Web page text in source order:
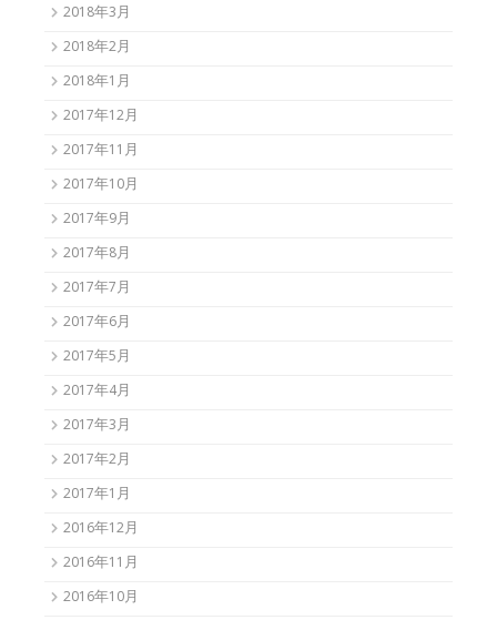
2018年3月
2018年2月
2018年1月
2017年12月
2017年11月
2017年10月
2017年9月
2017年8月
2017年7月
2017年6月
2017年5月
2017年4月
2017年3月
2017年2月
2017年1月
2016年12月
2016年11月
2016年10月